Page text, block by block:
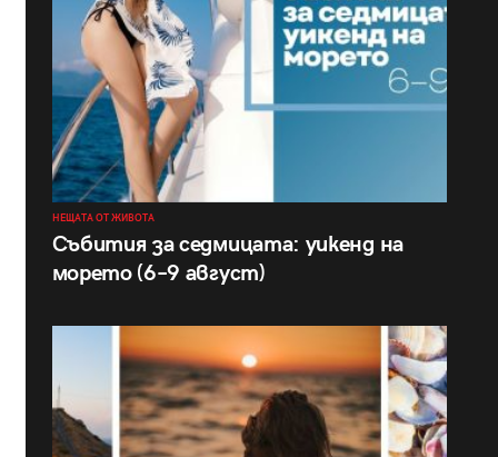
НЕЩАТА ОТ ЖИВОТА
Събития за седмицата: уикенд на
морето (6–9 август)